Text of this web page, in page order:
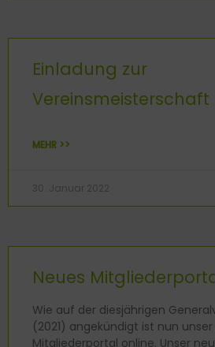
Einladung zur
Vereinsmeisterschaft
MEHR >>
30. Januar 2022
Neues
Wie auf der diesjährigen
(2021) angekündigt ist nun
Mitgliederportal online. Unser